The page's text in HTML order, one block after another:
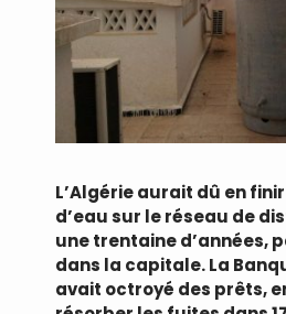
L’Algérie aurait dû en
d’eau sur le réseau de
une trentaine d’années,
dans la capitale. La
avait octroyé des prêts,